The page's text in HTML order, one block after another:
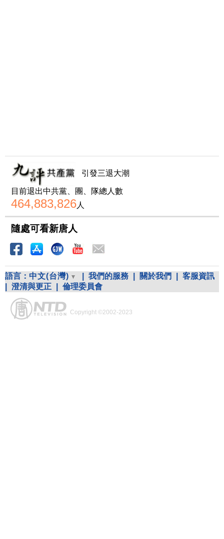
引發三退大潮
目前退出中共黨、團、隊總人數
464,883,826人
隨處可看新唐人
語言： 中文(台灣) 我們的服務 關於我們
客服資訊
澄清與更正 倫理委員會
Copyright ©2002-2023